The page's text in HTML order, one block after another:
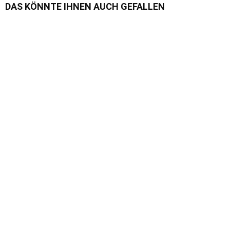
DAS KÖNNTE IHNEN AUCH GEFALLEN